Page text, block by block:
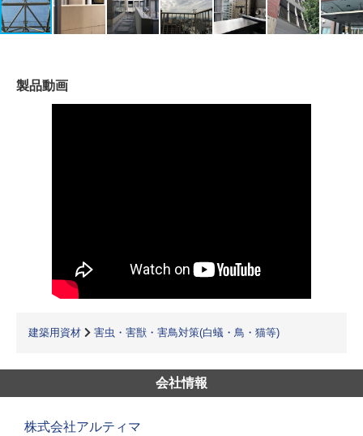
製品動画
建築用資材 害虫・害獣・害鳥対策(白蟻・鳥・猫等)
会社情報
株式会社アルティマ